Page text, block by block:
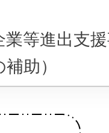
等進出支
助）